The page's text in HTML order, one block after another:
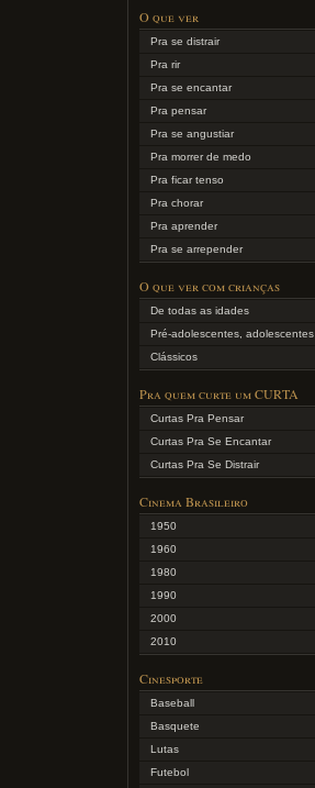
O que ver
Pra se distrair
Pra rir
Pra se encantar
Pra pensar
Pra se angustiar
Pra morrer de medo
Pra ficar tenso
Pra chorar
Pra aprender
Pra se arrepender
O que ver com crianças
De todas as idades
Pré-adolescentes, adolescentes
Clássicos
Pra quem curte um CURTA
Curtas Pra Pensar
Curtas Pra Se Encantar
Curtas Pra Se Distrair
Cinema Brasileiro
1950
1960
1980
1990
2000
2010
Cinesporte
Baseball
Basquete
Lutas
Futebol